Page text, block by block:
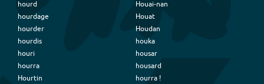
hourd
hourdage
hourder
hourdis
houri
hourra
Hourtin
Houai-nan
Houat
Houdan
houka
housar
housard
hourra !